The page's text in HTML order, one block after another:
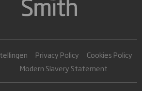
Privacy Policy
Cookies Policy
Modern Slavery Statement